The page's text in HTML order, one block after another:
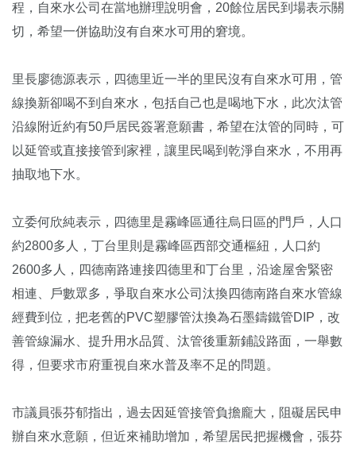
程，自來水公司在當地辦理說明會，20餘位居民到場表示關
切，希望一併協助沒有自來水可用的窘境。
里長廖德源表示，四德里近一半的里民沒有自來水可用，管
線換新卻喝不到自來水，包括自己也是喝地下水，此次汰管
沿線附近約有50戶居民簽署意願書，希望在汰管的同時，可
以延管或直接接管到家裡，讓里民喝到乾淨自來水，不用再
抽取地下水。
立委何欣純表示，四德里是霧峰區通往烏日區的門戶，人口
約2800多人，丁台里則是霧峰區西部交通樞紐，人口約
2600多人，四德南路連接四德里和丁台里，沿途屋舍緊密
相連、戶數眾多，爭取自來水公司汰換四德南路自來水管線
經費到位，把老舊的PVC塑膠管汰換為石墨鑄鐵管DIP，改
善管線漏水、提升用水品質、汰管後重新鋪設路面，一舉數
得，但要求市府重視自來水普及率不足的問題。
市議員張芬郁指出，過去因延管接管負擔龐大，阻礙居民申
辦自來水意願，但近來補助增加，希望居民把握機會，張芬